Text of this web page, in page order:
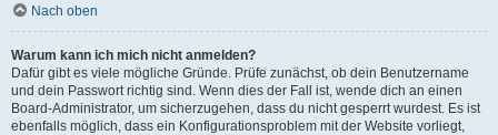
Nach oben
Warum kann ich mich nicht anmelden?
Dafür gibt es viele mögliche Gründe. Prüfe zunächst, ob dein Benutzername
und dein Passwort richtig sind. Wenn dies der Fall ist, wende dich an einen
Board-Administrator, um sicherzugehen, dass du nicht gesperrt wurdest. Es ist
ebenfalls möglich, dass ein Konfigurationsproblem mit der Website vorliegt,